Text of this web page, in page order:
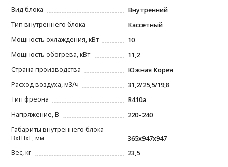
Вид блока
Внутренний
Тип внутреннего блока
Кассетный
Мощность охлаждения, кВт
10
Мощность обогрева, кВт
11,2
Страна производства
Южная Корея
Расход воздуха, м3/ч
31,2/25,5/19,8
Тип фреона
R410a
Напряжение, В
220–240
Габариты внутреннего блока
ВxШxГ, мм
365x947x947
Вес, кг
23,5